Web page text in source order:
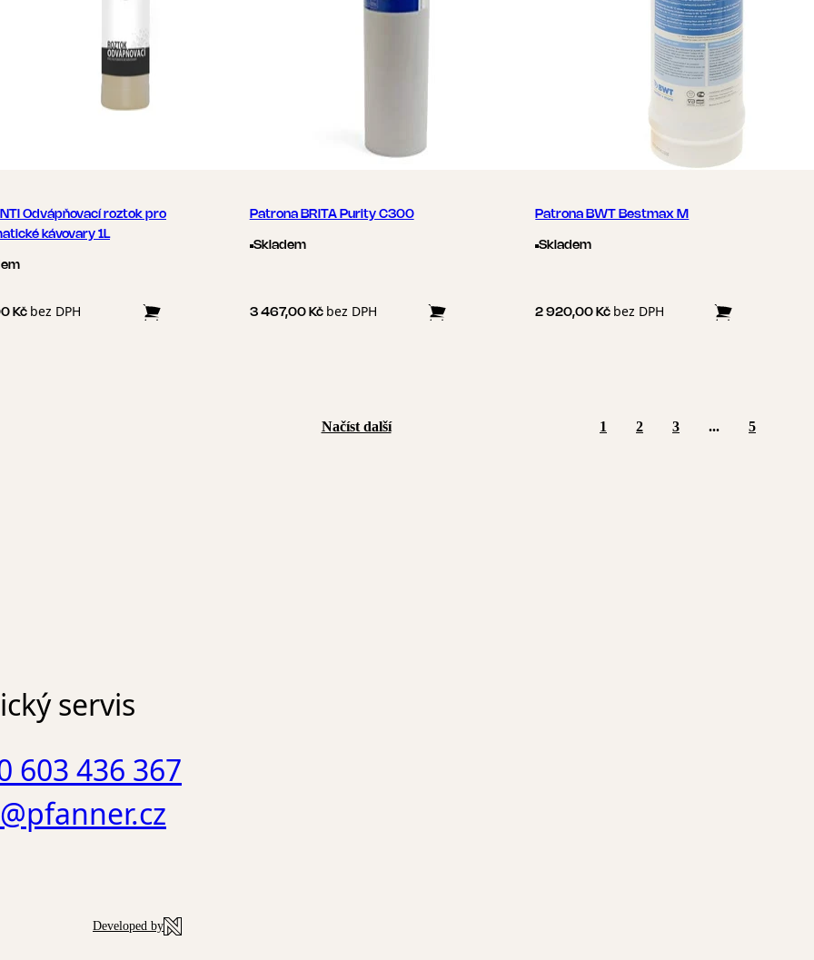
Odvápňovací roztok pro
kávovary 1L
Kč bez DPH
Patrona BRITA Purity C300
Skladem
3 467,00 Kč bez DPH
Patrona BWT Bestmax M
Skladem
2 920,00 Kč bez DPH
Načíst další 1 2 3 ... 5
servis
603 436 367
Developed by